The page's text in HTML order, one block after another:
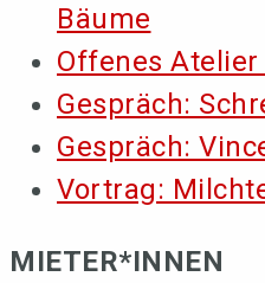
Bäume
Offenes
Gespräch:
Gespräch:
Vortrag:
MIETER*INNEN